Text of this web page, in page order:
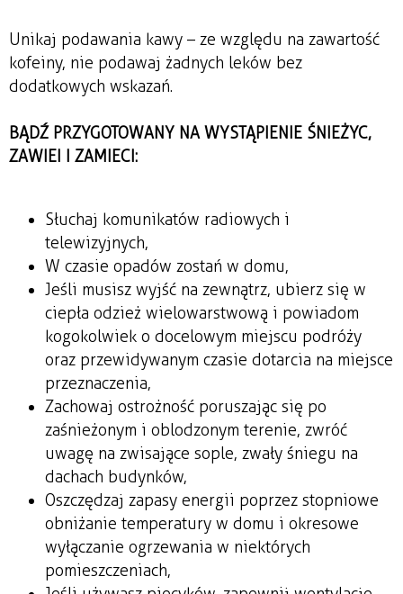
Unikaj podawania kawy – ze względu na zawartość
kofeiny, nie podawaj żadnych leków bez
dodatkowych wskazań.
BĄDŹ PRZYGOTOWANY NA WYSTĄPIENIE ŚNIEŻYC,
ZAWIEI I ZAMIECI:
Słuchaj komunikatów radiowych i
telewizyjnych,
W czasie opadów zostań w domu,
Jeśli musisz wyjść na zewnątrz, ubierz się w
ciepła odzież wielowarstwową i powiadom
kogokolwiek o docelowym miejscu podróży
oraz przewidywanym czasie dotarcia na miejsce
przeznaczenia,
Zachowaj ostrożność poruszając się po
zaśnieżonym i oblodzonym terenie, zwróć
uwagę na zwisające sople, zwały śniegu na
dachach budynków,
Oszczędzaj zapasy energii poprzez stopniowe
obniżanie temperatury w domu i okresowe
wyłączanie ogrzewania w niektórych
pomieszczeniach,